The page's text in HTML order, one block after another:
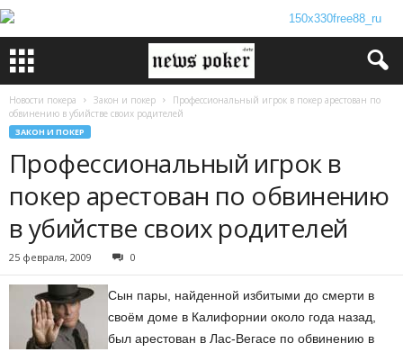
Новости покера Закон и покер
Профессиональный игрок в покер арестован по
обвинению в убийстве своих родителей
ЗАКОН И ПОКЕР
Профессиональный игрок в
покер арестован по обвинению
в убийстве своих родителей
25 февраля, 2009 0
Сын пары, найденной избитыми до смерти в
своём доме в Калифорнии около года назад,
был арестован в Лас-Вегасе по обвинению в